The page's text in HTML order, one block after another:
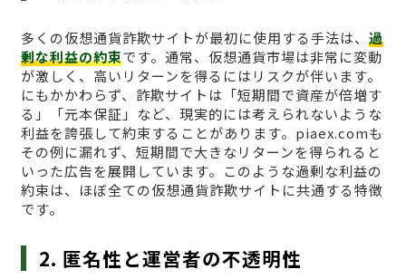
多くの仮想通貨詐欺サイトが最初に使用する手法は、 過
剰な利益の約束です。通常、仮想通貨市場は非常に変動
が激しく、高いリターンを得るにはリスクが伴います。
にもかかわらず、詐欺サイトは「短期間で資産が倍増す
る」「元本保証」など、現実的には考えられないような
利益を誇張して約束することがあります。piaex.comも
その例に漏れず、短期間で大きなリターンを得られると
いった広告を展開しています。このような過剰な利益の
約束は、ほぼ全ての仮想通貨詐欺サイトに共通する特徴
です。
2. 匿名性と運営者の不透明性